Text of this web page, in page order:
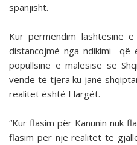
spanjisht.
Kur përmendim lashtësinë
distancojmë nga ndikimi që
popullsinë e malësisë së
vende të tjera ku janë
realitet është I largët.
“Kur flasim për Kanunin nuk
flasim për një realitet të